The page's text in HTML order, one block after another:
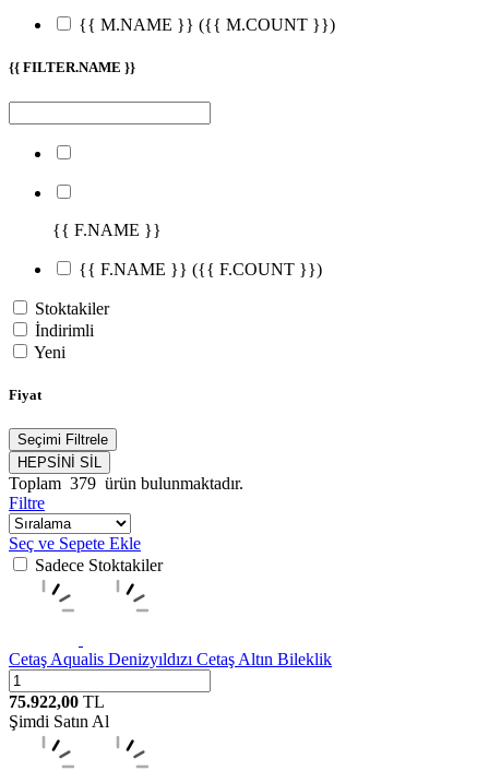
{{ M.NAME }} ({{ M.COUNT }})
{{ FILTER.NAME }}
{{ F.NAME }}
{{ F.NAME }} ({{ F.COUNT }})
Stoktakiler
İndirimli
Yeni
Fiyat
Seçimi Filtrele
HEPSİNİ SİL
Toplam 379 ürün bulunmaktadır.
Filtre
Seç ve Sepete Ekle
Sadece Stoktakiler
Cetaş Aqualis Denizyıldızı Cetaş Altın Bileklik
75.922,00 TL
Şimdi Satın Al